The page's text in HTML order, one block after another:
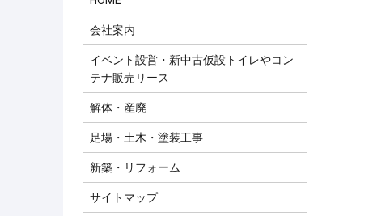
会社案内
イベント設営・新中古仮設トイレやコン
テナ販売リース
解体・産廃
足場・土木・塗装工事
新築・リフォーム
サイトマップ